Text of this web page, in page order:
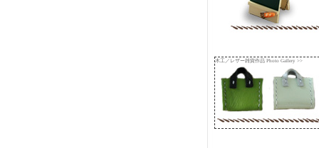
木工／レザー雑貨作品 Photo Gallery >>